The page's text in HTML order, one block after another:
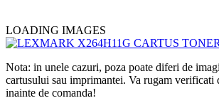
LOADING IMAGES
Nota: in unele cazuri, poza poate diferi de
cartusului sau imprimantei. Va rugam verificati
inainte de comanda!